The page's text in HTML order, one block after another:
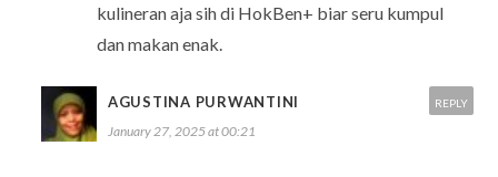
kulineran aja sih di HokBen+ biar seru kumpul
dan makan enak.
AGUSTINA PURWANTINI
January 27, 2025 at 00:21
REPLY